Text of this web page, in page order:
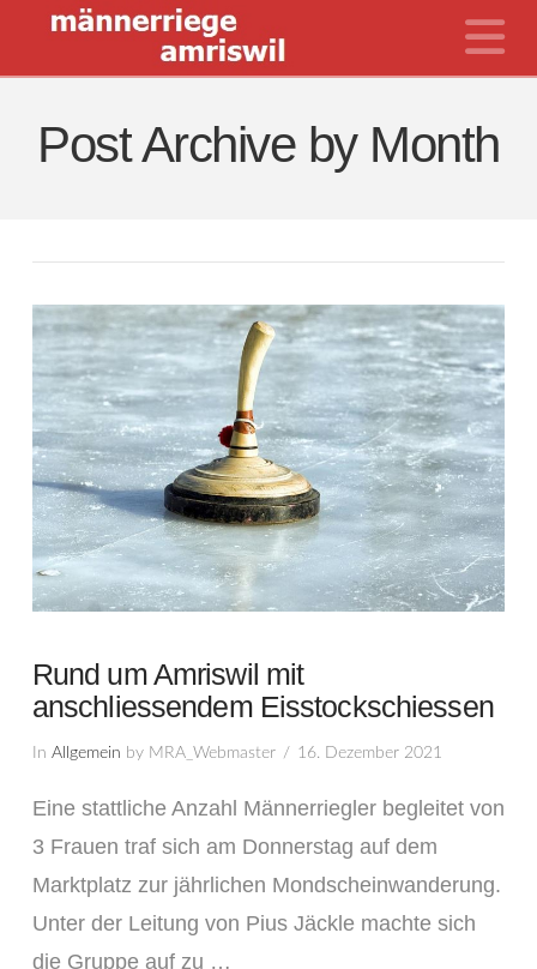
Post Archive by Month
Rund um Amriswil mit
anschliessendem Eisstockschiessen
In Allgemein by MRA_Webmaster 16. Dezember 2021
Eine stattliche Anzahl Männerriegler begleitet von
3 Frauen traf sich am Donnerstag auf dem
Marktplatz zur jährlichen Mondscheinwanderung.
Unter der Leitung von Pius Jäckle machte sich
die Gruppe auf zu …